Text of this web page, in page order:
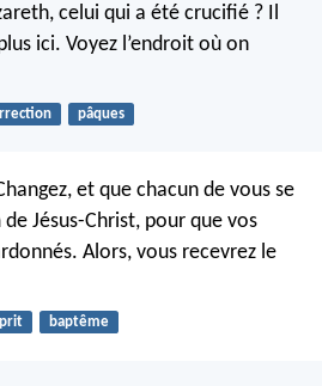
celui qui a été crucifié ? Il
ici. Voyez l’endroit où on
pâques
et que chacun de vous se
Jésus-Christ, pour que vos
Alors, vous recevrez le
baptême